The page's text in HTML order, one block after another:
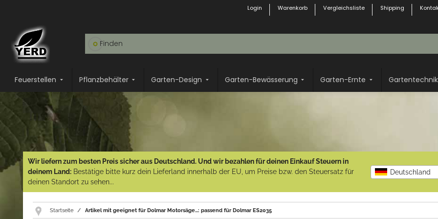
Login Warenkorb Vergleichsliste Shipping
Feuerstellen Pflanzbehälter Garten-Design Garten-Bewässerung Garten-Ernte Gartentechnik
Wir liefern zum besten Preis sicher aus Deutschland. Und wir bezahlen für deinen Einkauf Steuern in
deinem Land: Bestätige bitte kurz dein Lieferland innerhalb der EU, um Preise bzw. den Steuersatz für
deinen Standort zu sehen...
Deutschland
Startseite Artikel mit geeignet für Dolmar Motorsäge...: passend für Dolmar ES2035